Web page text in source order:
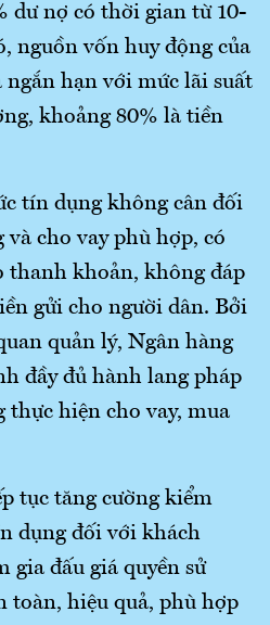
dư nợ có thời gian từ 10-
nguồn vốn huy động của
ngắn hạn với mức lãi suất
khoảng 80% là tiền
tín dụng không cân đối
cho vay phù hợp, có
khoản, không đáp
gửi cho người dân. Bởi
quản lý, Ngân hàng
đầy đủ hành lang pháp
thực hiện cho vay, mua
tục tăng cường kiểm
dụng đối với khách
gia đấu giá quyền sử
toàn, hiệu quả, phù hợp